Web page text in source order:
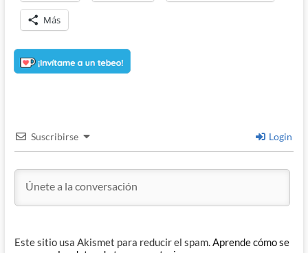
Más
Suscribirse Login
Este sitio usa Akismet para reducir el spam.Aprende cómo se